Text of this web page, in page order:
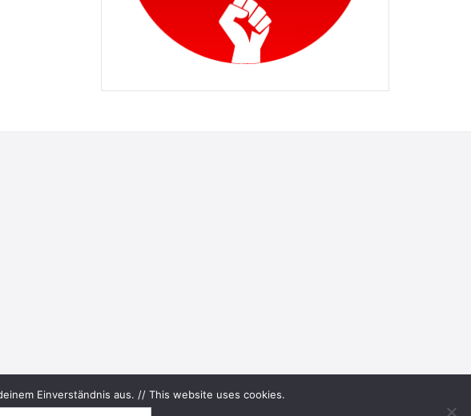
Einverständnis aus. // This website uses cookies.